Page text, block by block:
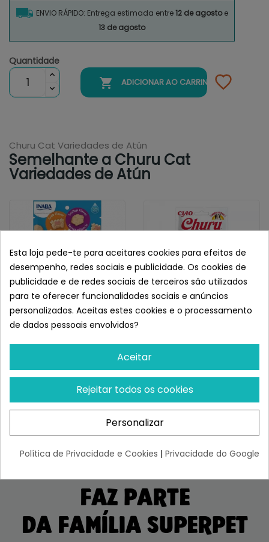
ENVIO RÁPIDO: Entrega estimada entre12 de agostoe
13 de agosto
Quantidade
 ADICIONAR AO CARRINHO
Churu Cat Variedades de Atún
Semelhante a Churu Cat
Variedades de Atún
INABA
Churu Cat Juicy Bites
¡Últimas produtos!
4,25 €
Churu Cat Receta De
Salmón Con Atún
¡Últimas produtos!
3,63 €
FAZ PARTE
DA FAMÍLIA SUPERPET
Esta loja pede-te para aceitares cookies para efeitos de
desempenho, redes sociais e publicidade. Os cookies de
publicidade e de redes sociais de terceiros são utilizados
para te oferecer funcionalidades sociais e anúncios
personalizados. Aceitas estes cookies e o processamento
de dados pessoais envolvidos?
Aceitar
Rejeitar todos os cookies
Personalizar
Política de Privacidade e Cookies | Privacidade do Google